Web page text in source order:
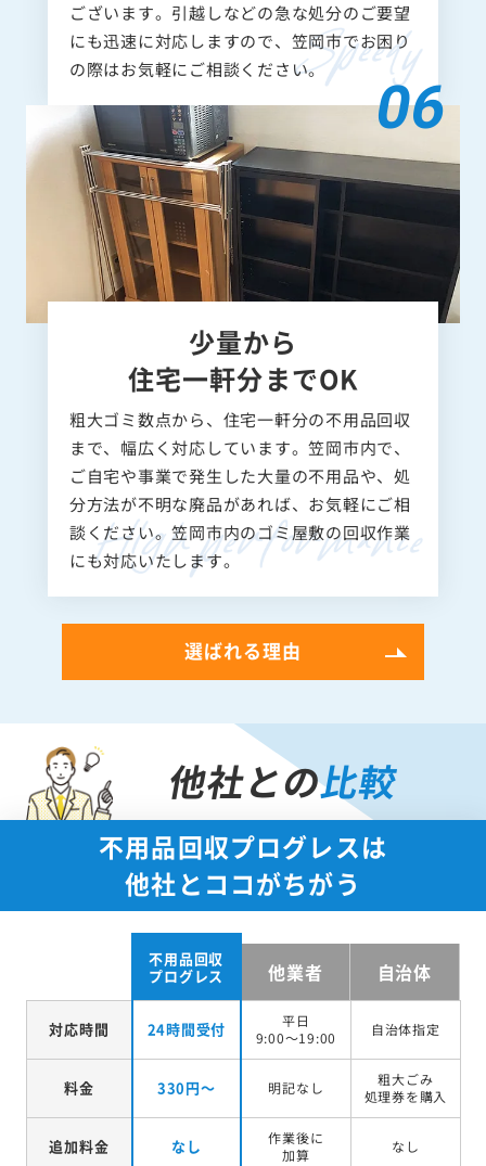
ございます。引越しなどの急な処分のご要望
にも迅速に対応しますので、笠岡市でお困り
の際はお気軽にご相談ください。
少量から
住宅一軒分までOK
粗大ゴミ数点から、住宅一軒分の不用品回収
まで、幅広く対応しています。笠岡市内で、
ご自宅や事業で発生した大量の不用品や、処
分方法が不明な廃品があれば、お気軽にご相
談ください。笠岡市内のゴミ屋敷の回収作業
にも対応いたします。
選ばれる理由
他社との比較
不用品回収プログレスは
他社とココがちがう
不用品回収
プログレス
他業者 自治体
対応時間 24時間受付
平日
9:00～19:00
自治体指定
料金 330円～ 明記なし
粗大ごみ
処理券を購入
追加料金 なし
作業後に
加算
なし